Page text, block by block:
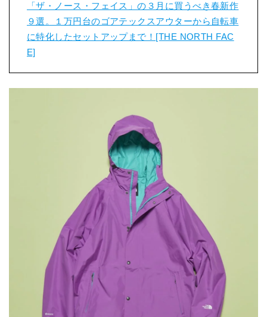
「ザ・ノース・フェイス」の３月に買うべき春新作
９選。１万円台のゴアテックスアウターから自転車
に特化したセットアップまで！[THE NORTH FAC
E]